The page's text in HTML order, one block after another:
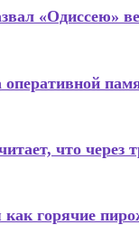
«Одиссею»
что через
как горячие